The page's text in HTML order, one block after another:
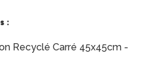
:
Recyclé Carré 45x45cm -